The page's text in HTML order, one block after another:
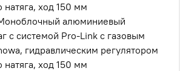
натяга, ход 150 мм
алюминиевый
с системой Pro-Link с газовым
гидравлическим регулятором
натяга, ход 150 мм